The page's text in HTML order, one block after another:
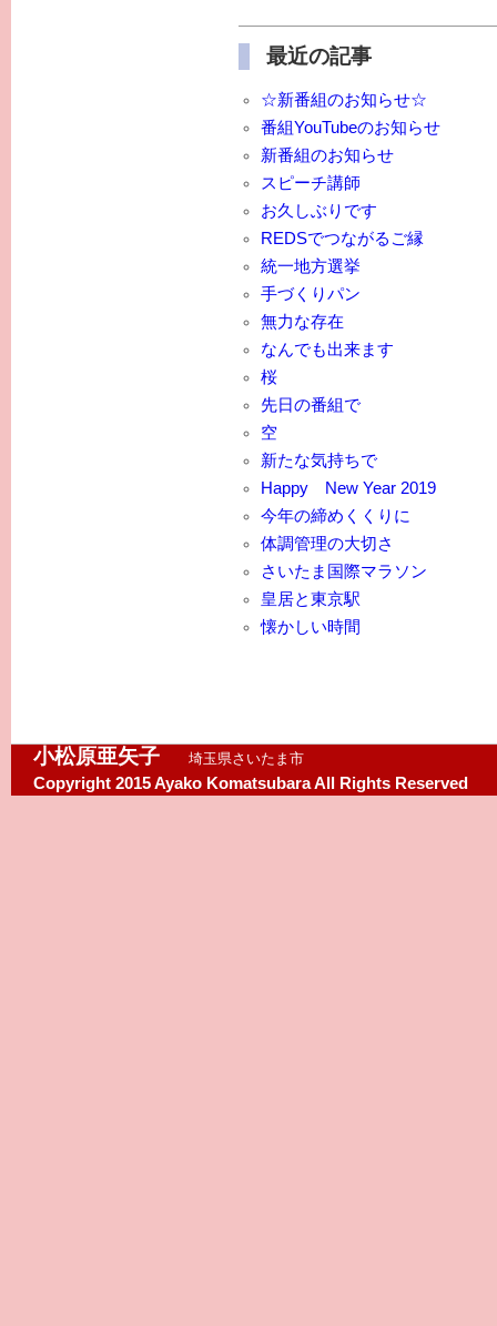
最近の記事
☆新番組のお知らせ☆
番組YouTubeのお知らせ
新番組のお知らせ
スピーチ講師
お久しぶりです
REDSでつながるご縁
統一地方選挙
手づくりパン
無力な存在
なんでも出来ます
桜
先日の番組で
空
新たな気持ちで
Happy New Year 2019
今年の締めくくりに
体調管理の大切さ
さいたま国際マラソン
皇居と東京駅
懐かしい時間
小松原亜矢子 埼玉県さいたま市
Copyright 2015 Ayako Komatsubara All Rights Reserved